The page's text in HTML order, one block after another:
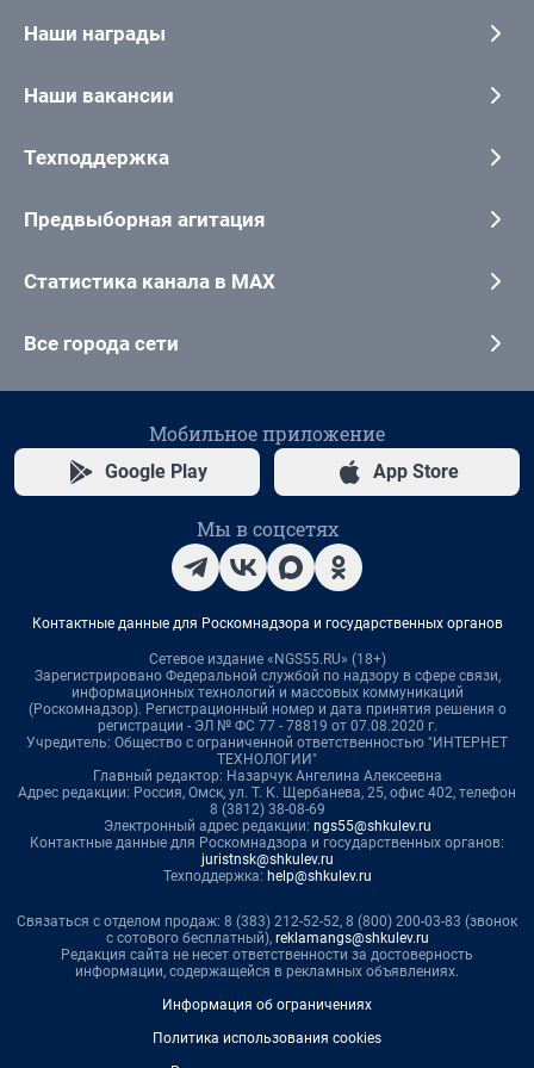
Наши награды
Наши вакансии
Техподдержка
Предвыборная агитация
Статистика канала в MAX
Все города сети
Мобильное приложение
Google Play App Store
Мы в соцсетях
Контактные данные для Роскомнадзора и государственных органов
Сетевое издание «NGS55.RU» (18+)
Зарегистрировано Федеральной службой по надзору в сфере связи,
информационных технологий и массовых коммуникаций
(Роскомнадзор). Регистрационный номер и дата принятия решения о
регистрации - ЭЛ № ФС 77 - 78819 от 07.08.2020 г.
Учредитель: Общество с ограниченной ответственностью "ИНТЕРНЕТ
ТЕХНОЛОГИИ"
Главный редактор: Назарчук Ангелина Алексеевна
Адрес редакции: Россия, Омск, ул. Т. К. Щербанева, 25, офис 402, телефон
8 (3812) 38-08-69
Электронный адрес редакции: ngs55@shkulev.ru
Контактные данные для Роскомнадзора и государственных органов:
juristnsk@shkulev.ru
Техподдержка: help@shkulev.ru
Связаться с отделом продаж: 8 (383) 212-52-52, 8 (800) 200-03-83 (звонок
с сотового бесплатный), reklamangs@shkulev.ru
Редакция сайта не несет ответственности за достоверность
информации, содержащейся в рекламных объявлениях.
Информация об ограничениях
Политика использования cookies